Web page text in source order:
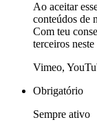
Ao aceitar
conteúdos de
Com teu
terceiros neste
Vimeo,
Obrigatório
Sempre ativo